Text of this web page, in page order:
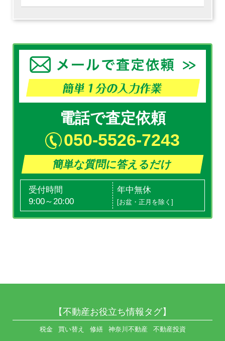
電話で査定依頼
050-5526-7243
簡単な質問に答えるだけ
受付時間
9:00～20:00
年中無休
[お盆・正月を除く]
【不動産お役立ち情報タグ】
税金 買い替え 修繕 神奈川不動産 不動産投資